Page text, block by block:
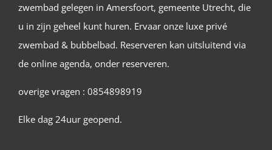
zwembad gelegen in Amersfoort, gemeente Utrecht, die
u in zijn geheel kunt huren. Ervaar onze luxe privé
zwembad & bubbelbad. Reserveren kan uitsluitend via
de online agenda, onder reserveren.
overige vragen : 0854898919
Elke dag 24uur geopend.